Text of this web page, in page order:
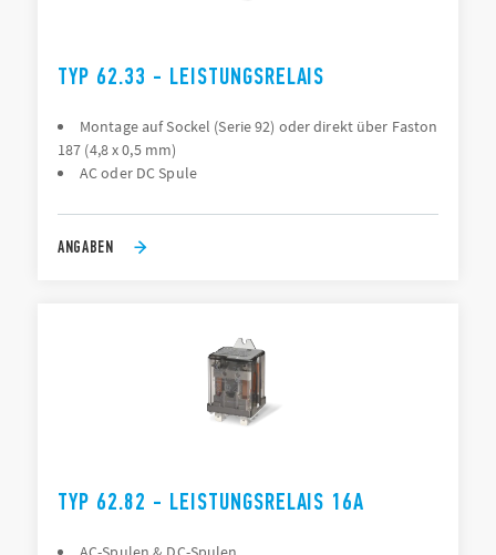
TYP 62.33 - LEISTUNGSRELAIS
Montage auf Sockel (Serie 92) oder direkt über Faston
187 (4,8 x 0,5 mm)
AC oder DC Spule
ANGABEN
TYP 62.82 - LEISTUNGSRELAIS 16A